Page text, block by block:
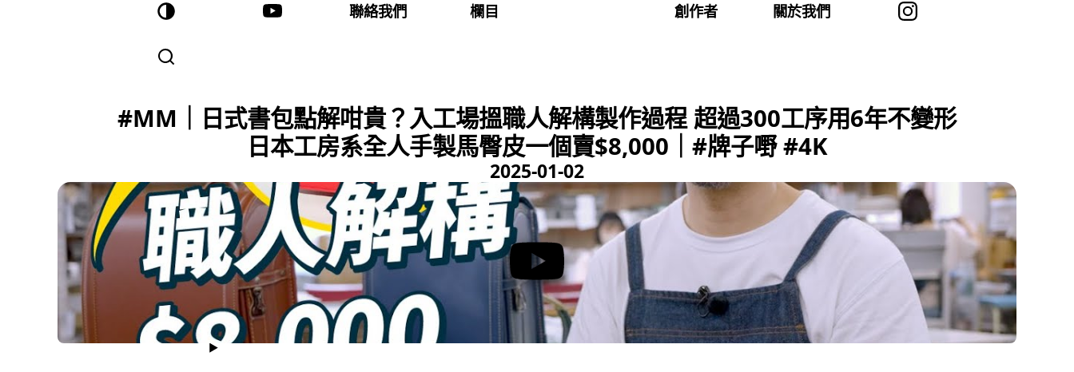
聯絡我們 欄目 創作者 關於我們
#MM｜日式書包點解咁貴？入工場搵職人解構製作過程 超過300工序用6年不變形
日本工房系全人手製馬臀皮一個賣$8,000｜#牌子嘢 #4K
2025-01-02